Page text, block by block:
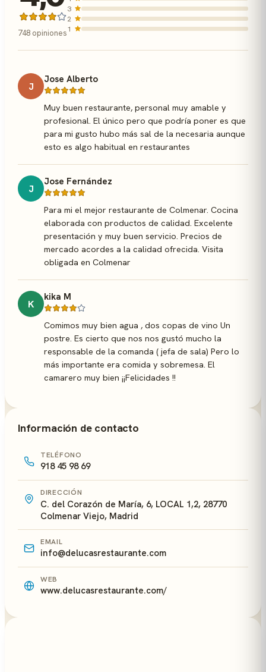
748 opiniones
3
2
1
J
Jose Alberto
Muy buen restaurante, personal muy amable y
profesional. El único pero que podría poner es que
para mi gusto hubo más sal de la necesaria aunque
esto es algo habitual en restaurantes
J
Jose Fernández
Para mi el mejor restaurante de Colmenar. Cocina
elaborada con productos de calidad. Excelente
presentación y muy buen servicio. Precios de
mercado acordes a la calidad ofrecida. Visita
obligada en Colmenar
K
kika M
Comimos muy bien agua , dos copas de vino Un
postre. Es cierto que nos nos gustó mucho la
responsable de la comanda ( jefa de sala) Pero lo
más importante era comida y sobremesa. El
camarero muy bien ¡¡Felicidades !!
Información de contacto
TELÉFONO
918 45 98 69
DIRECCIÓN
C. del Corazón de María, 6, LOCAL 1,2, 28770
Colmenar Viejo, Madrid
EMAIL
info@delucasrestaurante.com
WEB
www.delucasrestaurante.com/